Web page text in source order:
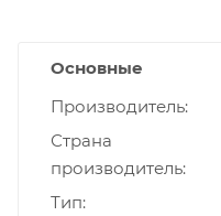
Основные
Производитель
Страна
производитель
Тип